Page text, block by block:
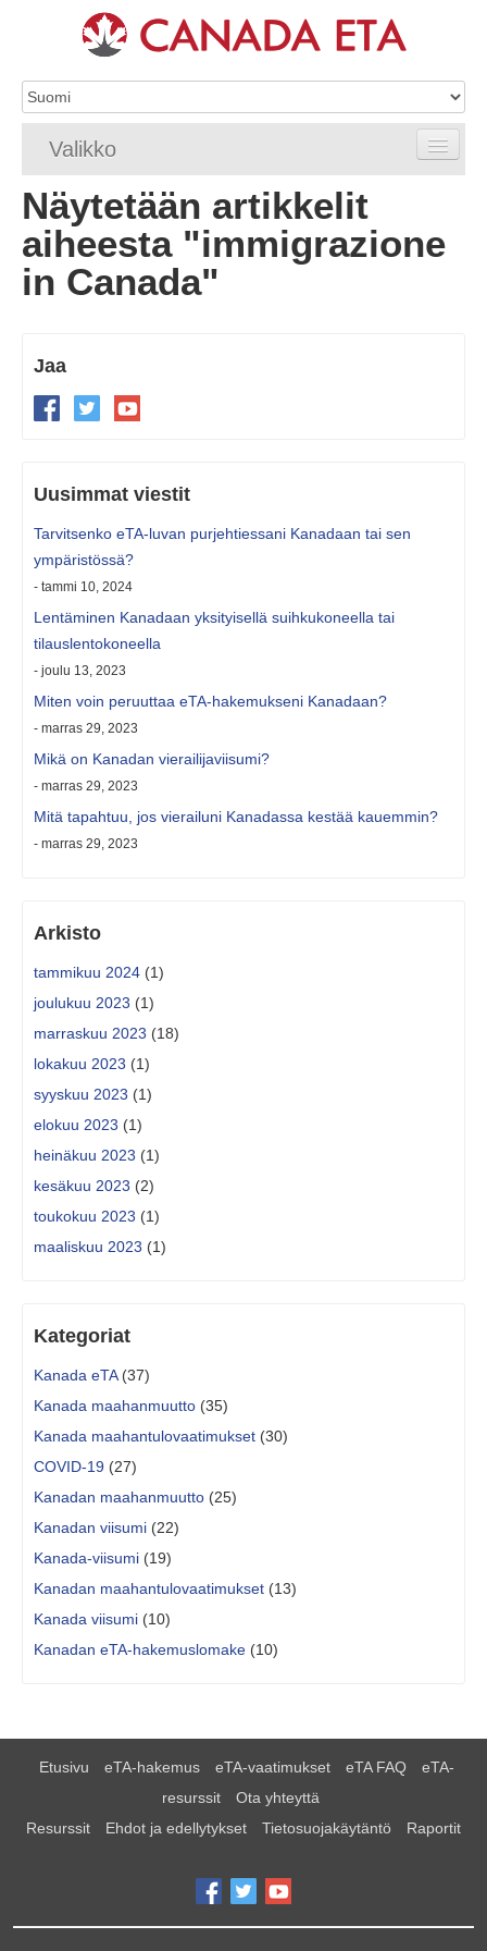
Valikko
Etusivu
eTA-hakemus
eTA-vaatimukset
Näytetään artikkelit
aiheesta "immigrazione
in Canada"
Jaa
Uusimmat viestit
Tarvitsenko eTA-luvan purjehtiessani Kanadaan tai sen
ympäristössä?
- tammi 10, 2024
Lentäminen Kanadaan yksityisellä suihkukoneella tai
tilauslentokoneella
- joulu 13, 2023
Miten voin peruuttaa eTA-hakemukseni Kanadaan?
- marras 29, 2023
Mikä on Kanadan vierailijaviisumi?
- marras 29, 2023
Mitä tapahtuu, jos vierailuni Kanadassa kestää kauemmin?
- marras 29, 2023
Arkisto
tammikuu 2024 (1)
joulukuu 2023 (1)
marraskuu 2023 (18)
lokakuu 2023 (1)
syyskuu 2023 (1)
elokuu 2023 (1)
heinäkuu 2023 (1)
kesäkuu 2023 (2)
toukokuu 2023 (1)
maaliskuu 2023 (1)
Kategoriat
Kanada eTA(37)
Kanada maahanmuutto (35)
Kanada maahantulovaatimukset (30)
COVID-19 (27)
Kanadan maahanmuutto (25)
Kanadan viisumi (22)
Kanada-viisumi (19)
Kanadan maahantulovaatimukset (13)
Kanada viisumi (10)
Kanadan eTA-hakemuslomake (10)
Etusivu eTA-hakemus eTA-vaatimukset eTA FAQ
eTA-
resurssit
Ota yhteyttä
Resurssit
Ehdot ja edellytykset Tietosuojakäytäntö Raportit